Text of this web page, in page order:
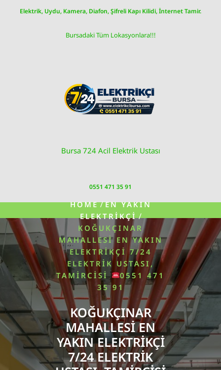
Elektrik, Uydu, Kamera, Diafon, Şifreli Kapı Kilidi, İnternet Tamir.
Bursadaki Tüm Lokasyonlara!!!
Bursa 724 Acil Elektrik Ustası
0551 471 35 91
HOME/EN YAKIN
ELEKTRIKÇI/
KOĞUKÇINAR
MAHALLESI EN YAKIN
ELEKTRIKÇI 7/24
ELEKTRIK USTASI,
TAMIRCISI
0551 471
35 91
KOĞUKÇINAR
MAHALLESI EN
YAKIN ELEKTRIKÇI
7/24 ELEKTRIK